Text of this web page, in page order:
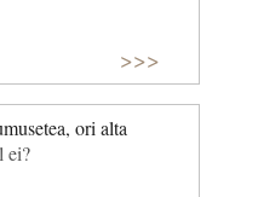
>>>
ori alta
ei?